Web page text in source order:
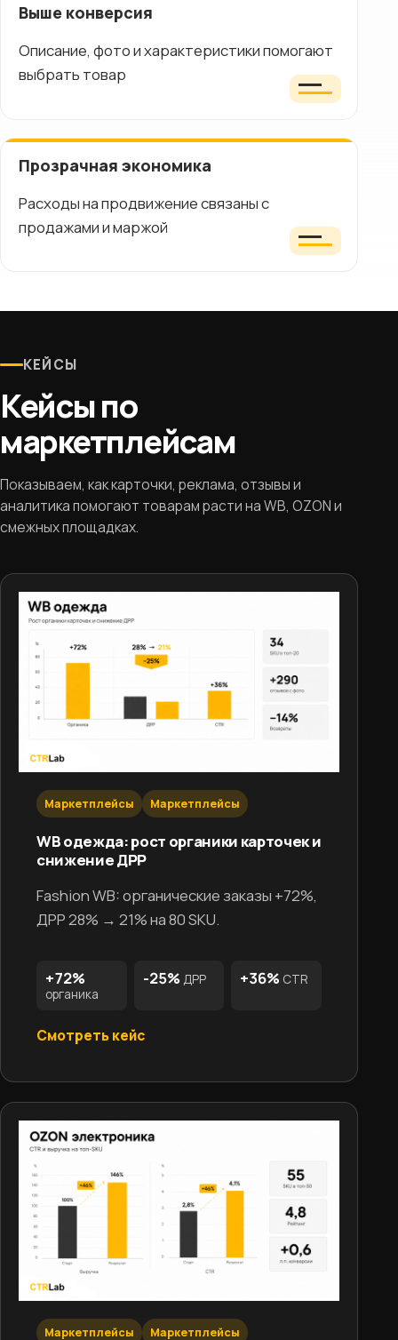
Выше конверсия
Описание, фото и характеристики помогают
выбрать товар
Прозрачная экономика
Расходы на продвижение связаны с
продажами и маржой
КЕЙСЫ
Кейсы по
маркетплейсам
Показываем, как карточки, реклама, отзывы и
аналитика помогают товарам расти на WB, OZON и
смежных площадках.
Маркетплейсы Маркетплейсы
WB одежда: рост органики карточек и
снижение ДРР
Fashion WB: органические заказы +72%,
ДРР 28% → 21% на 80 SKU.
+72%
органика
-25% ДРР +36% CTR
Смотреть кейс
Маркетплейсы Маркетплейсы